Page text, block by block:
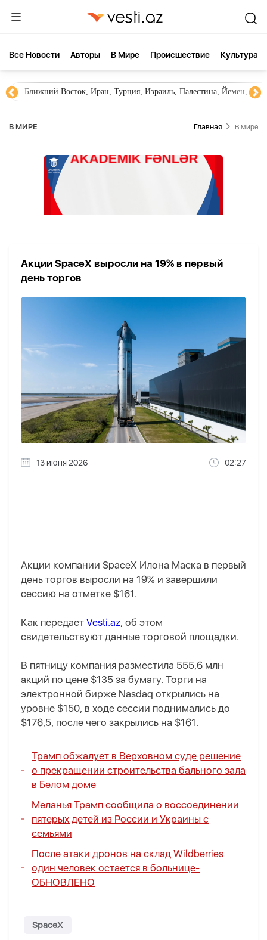
Все Новости Aвторы В Мире Происшествие Культура
Ближний Восток, Иран, Турция, Израиль, Палестина, Йемен,
В МИРЕ Главная В мире
Акции SpaceX выросли на 19% в первый
день торгов
13 июня 2026 02:27
Акции компании SpaceX Илона Маска в первый
день торгов выросли на 19% и завершили
сессию на отметке $161.
Как передает Vesti.az, об этом
свидетельствуют данные торговой площадки.
В пятницу компания разместила 555,6 млн
акций по цене $135 за бумагу. Торги на
электронной бирже Nasdaq открылись на
уровне $150, в ходе сессии поднимались до
$176,5, после чего закрылись на $161.
Трамп обжалует в Верховном суде решение
о прекращении строительства бального зала
в Белом доме
Меланья Трамп сообщила о воссоединении
пятерых детей из России и Украины с
семьями
После атаки дронов на склад Wildberries
один человек остается в больнице-
ОБНОВЛЕНО
SpaceX